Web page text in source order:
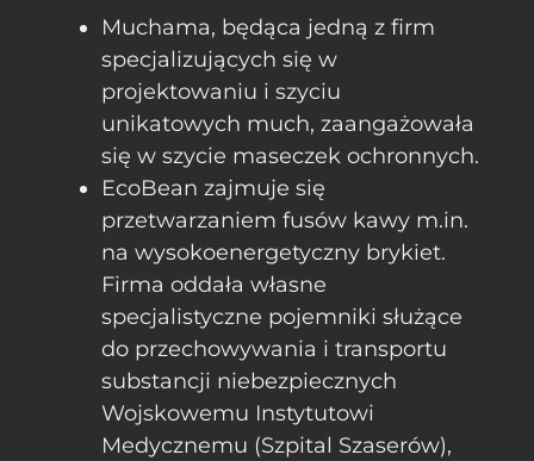
Muchama, będąca jedną z firm
specjalizujących się w
projektowaniu i szyciu
unikatowych much, zaangażowała
się w szycie maseczek ochronnych.
EcoBean zajmuje się
przetwarzaniem fusów kawy m.in.
na wysokoenergetyczny brykiet.
Firma oddała własne
specjalistyczne pojemniki służące
do przechowywania i transportu
substancji niebezpiecznych
Wojskowemu Instytutowi
Medycznemu (Szpital Szaserów),